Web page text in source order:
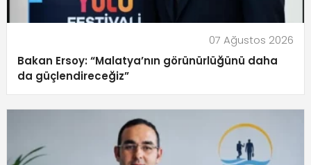
07 Ağustos 2026
Bakan Ersoy: “Malatya’nın görünürlüğünü daha
da güçlendireceğiz”